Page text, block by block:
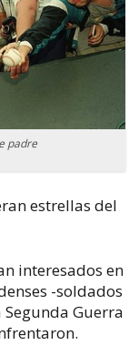
padre
estrellas del
interesados ​​en
-soldados
Guerra